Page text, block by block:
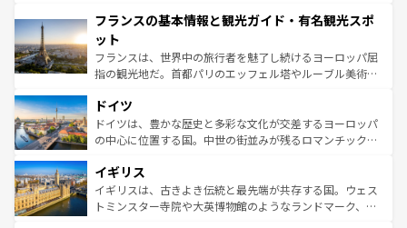
ませてくれるイタリアで、忘れられない旅をしてみよう！
なお、新着のイタリア情報は
しい。
文化が根付くこの国では、情熱的なフラメンコ、熱気あふ
れる闘牛、そして美味しいタパスが生活の一部となってい
る。首都マドリードの洗練された雰囲気や、バルセロナの
アートに溢れた街角から、地方では古代ローマ遺跡や中世
せる。地方によって風土や気候が異なるスペインはその個
性で訪れる人を魅了する。 なお、新着のスペイン情報は コ
ンテンツ一覧を参照してほしい。
フランスの基本情報と観光ガイド・有名観光スポ
ット
フランスは、世界中の旅行者を魅了し続けるヨーロッパ屈
指の観光地だ。首都パリのエッフェル塔やルーブル美術館
で、幅広い魅力が詰まっている。華麗な宮殿、歴史的な大
聖堂、美しいビーチ、そして豊かな自然が、訪れる者を心
から魅了する。また、フランスは美食の国としても知ら
いる。シャンパンの発祥地であるランス、プロヴァンスの
香り高いラベンダー畑など、多彩な楽しみ方が可能だ。さ
らに、パリ以外の地域にも魅力が溢れており、どの街角に
ドイツ
ドイツは、豊かな歴史と多彩な文化が交差するヨーロッパ
の中心に位置する国。中世の街並みが残るロマンチック街
顔を持つこの国は、どこを歩いても飽きることがない。ベ
ルリンの文化的活気、バイエルン州のアルプスの絶景、そ
してライン川沿いのワイン畑といった風景は必見。ビール
イギリス
イギリスは、古きよき伝統と最先端が共存する国。ウェス
トミンスター寺院や大英博物館のようなランドマーク、歴